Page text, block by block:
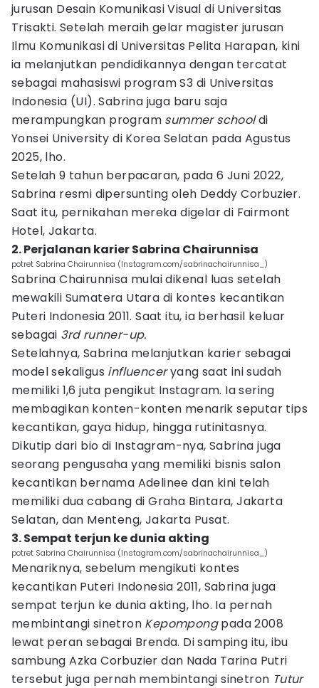
jurusan Desain Komunikasi Visual di Universitas
Trisakti. Setelah meraih gelar magister jurusan
Ilmu Komunikasi di Universitas Pelita Harapan, kini
ia melanjutkan pendidikannya dengan tercatat
sebagai mahasiswi program S3 di Universitas
Indonesia (UI). Sabrina juga baru saja
merampungkan program summer schooldi
Yonsei University di Korea Selatan pada Agustus
2025, lho.
Setelah 9 tahun berpacaran, pada 6 Juni 2022,
Sabrina resmi dipersunting oleh Deddy Corbuzier.
Saat itu, pernikahan mereka digelar di Fairmont
Hotel, Jakarta.
2. Perjalanan karier Sabrina Chairunnisa
potret Sabrina Chairunnisa (Instagram.com/sabrinachairunnisa_)
Sabrina Chairunnisa mulai dikenal luas setelah
mewakili Sumatera Utara di kontes kecantikan
Puteri Indonesia 2011. Saat itu, ia berhasil keluar
sebagai 3rd runner-up.
Setelahnya, Sabrina melanjutkan karier sebagai
model sekaligus influenceryang saat ini sudah
memiliki 1,6 juta pengikut Instagram. Ia sering
membagikan konten-konten menarik seputar tips
kecantikan, gaya hidup, hingga rutinitasnya.
Dikutip dari bio di Instagram-nya, Sabrina juga
seorang pengusaha yang memiliki bisnis salon
kecantikan bernama Adelinee dan kini telah
memiliki dua cabang di Graha Bintara, Jakarta
Selatan, dan Menteng, Jakarta Pusat.
3. Sempat terjun ke dunia akting
potret Sabrina Chairunnisa (Instagram.com/sabrinachairunnisa_)
Menariknya, sebelum mengikuti kontes
kecantikan Puteri Indonesia 2011, Sabrina juga
sempat terjun ke dunia akting, lho. Ia pernah
membintangi sinetron Kepompongpada 2008
lewat peran sebagai Brenda. Di samping itu, ibu
sambung Azka Corbuzier dan Nada Tarina Putri
tersebut juga pernah membintangi sinetron Tutur